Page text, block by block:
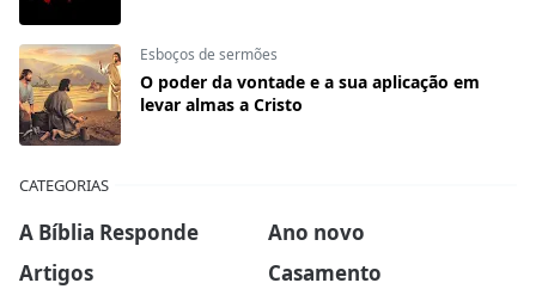
Esboços de sermões
O poder da vontade e a sua aplicação em
levar almas a Cristo
CATEGORIAS
A Bíblia Responde
Ano novo
Artigos
Casamento